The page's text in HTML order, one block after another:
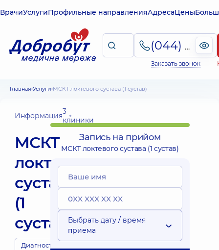
ВрачиУслугиПрофильные направленияАдресаЦены
(044) 495-2-888
Заказать звонок
Главная Услуги МСКТ локтевого сустава (1 сустав)
Информация3
клиники
МСКТ
локтевого
сустава
(1
сустав)
Диагносты
Запись на прийом
МСКТ локтевого сустава (1 сустав)
Выбрать дату / время
приема